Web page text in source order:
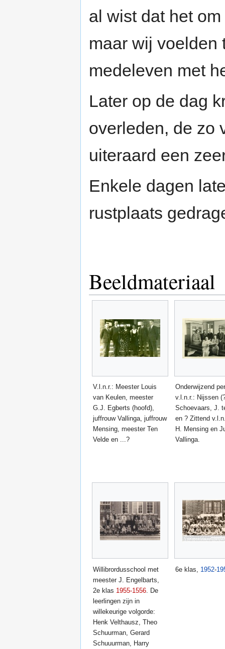
al wist dat het
maar wij voelden
medeleven met
Later op de dag
overleden, de zo
uiteraard een
Enkele dagen
rustplaats
Beeldmateriaal
V.l.n.r.: Meester Louis
van Keulen, meester
G.J. Egberts (hoofd),
juffrouw Vallinga, juffrouw
Mensing, meester Ten
Velde en ...?
Onderwijzend
v.l.n.r.: Nijssen
Schoevaars, J.
en ? Zittend
H. Mensing en
Vallinga.
Willibrordusschool met
meester J. Engelbarts,
2e klas 1955-1556 . De
leerlingen zijn in
willekeurige volgorde:
Henk Velthausz, Theo
Schuurman, Gerard
Schuuurman, Harry
6e klas, 1952-